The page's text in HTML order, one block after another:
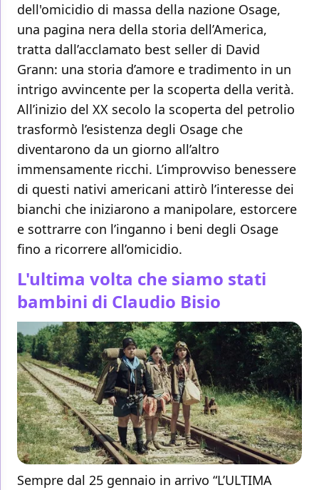
dell'omicidio di massa della nazione Osage,
una pagina nera della storia dell’America,
tratta dall’acclamato best seller di David
Grann: una storia d’amore e tradimento in un
intrigo avvincente per la scoperta della verità.
All’inizio del XX secolo la scoperta del petrolio
trasformò l’esistenza degli Osage che
diventarono da un giorno all’altro
immensamente ricchi. L’improvviso benessere
di questi nativi americani attirò l’interesse dei
bianchi che iniziarono a manipolare, estorcere
e sottrarre con l’inganno i beni degli Osage
fino a ricorrere all’omicidio.
L'ultima volta che siamo stati
bambini di Claudio Bisio
Sempre dal 25 gennaio in arrivo “L’ULTIMA